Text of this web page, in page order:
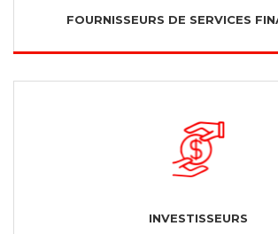
FOURNISSEURS DE SERVICES
INVESTISSEURS